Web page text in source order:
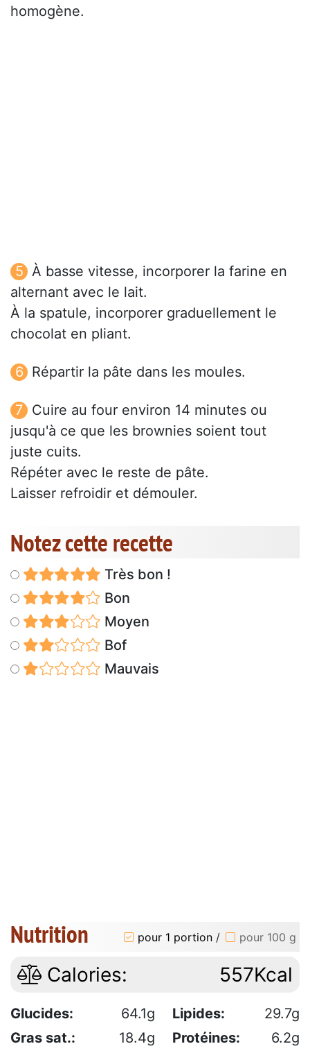
homogène.
À basse vitesse, incorporer la farine en
alternant avec le lait.
À la spatule, incorporer graduellement le
chocolat en pliant.
Répartir la pâte dans les moules.
Cuire au four environ 14 minutes ou
jusqu'à ce que les brownies soient tout
juste cuits.
Répéter avec le reste de pâte.
Laisser refroidir et démouler.
Notez cette recette
Très bon !
Bon
Moyen
Bof
Mauvais
Nutrition pour 1 portion / pour 100 g
Calories: 557Kcal
Glucides: 64.1g Lipides:
29.7g
Gras sat.:
18.4g Protéines:
6.2g